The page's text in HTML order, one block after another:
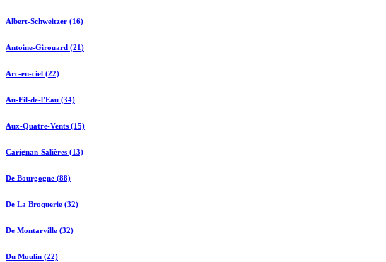
Albert-Schweitzer (16)
Antoine-Girouard (21)
Arc-en-ciel (22)
Au-Fil-de-l'Eau (34)
Aux-Quatre-Vents (15)
Carignan-Salières (13)
De Bourgogne (88)
De La Broquerie (32)
De Montarville (32)
Du Moulin (22)